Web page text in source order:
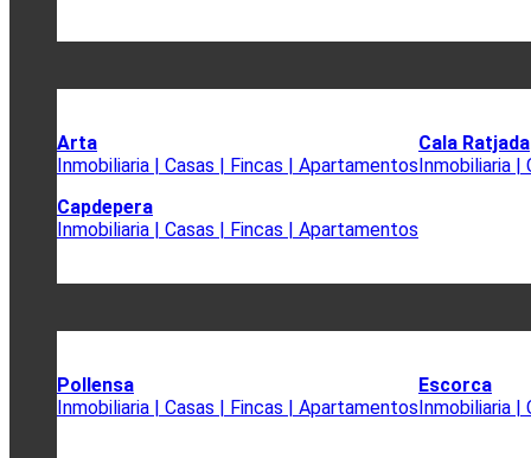
Arta
Inmobiliaria | Casas | Fincas | Apartamentos
Capdepera
Inmobiliaria | Casas | Fincas | Apartamentos
Cala Ratjada
Inmobiliaria |
Pollensa
Inmobiliaria | Casas | Fincas | Apartamentos
Escorca
Inmobiliaria |